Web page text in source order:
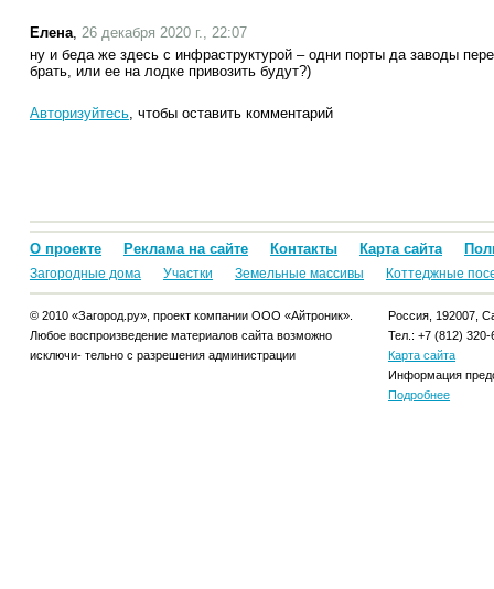
Елена, 26 декабря 2020 г., 22:07
ну и беда же здесь с инфраструктурой – одни порты да заводы
брать, или ее на лодке привозить будут?)
Авторизуйтесь, чтобы оставить комментарий
О проекте Реклама на сайте Контакты Карта сайта
Загородные дома Участки Земельные массивы Коттеджные
© 2010 «Загород.ру», проект компании ООО «Айтроник».
Любое воспроизведение материалов сайта возможно
исключи- тельно с разрешения администрации
Россия, 192007,
Тел.: +7 (812) 320-
Карта сайта
Информация
Подробнее